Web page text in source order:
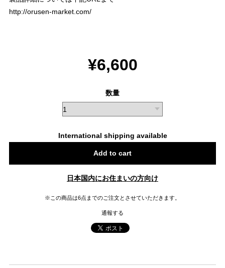
http://orusen-market.com/
¥6,600
数量
International shipping available
Add to cart
日本国内にお住まいの方向け
※この商品は6点までのご注文とさせていただきます。
通報する